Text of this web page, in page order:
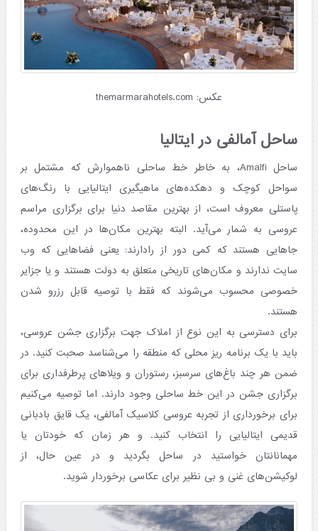
عکس: themarmarahotels.com
ساحل آمالفی در ایتالیا
ساحل Amalfi، به ‌خاطر خط ساحلی ناهموارش که مشتمل بر
سواحل کوچک و دهکده‌های ماهیگیری ایتالیایی با رنگ‌های
پاستلی معروف است، از بهترین مقاصد دنیا برای برگزاری مراسم
عروسی به شمار می‌آید. البته بهترین مکان‌ها در این محدوده،
جاهایی هستند که کمی دور از رادارند: یعنی فضاهایی که وب
‌سایت ندارند و مکان‌های تاریخی متعلق به دولت هستند و یا جزایر
خصوصی محسوب می‌شوند که فقط با توصیه قابل رزرو شدن
هستند.
برای دسترسی به این نوع از املاک جهت برگزاری جشن عروسی،
باید با یک برنامه ریز محلی که منطقه را می‌شناسد صحبت کنید. در
ضمن هر چند باغ‌های سرسبز، رستوران و ویلاهای پرطرفداری برای
برگزاری جشن در این خط ساحلی وجود دارند. اما توصیه می‌کنیم
برای برخورداری از تجربه عروسی کلاسیک آمالفی، یک قایق بادبانی
قدیمی ایتالیایی را انتخاب کنید. و هر زمان که خودتان یا
مهمانانتان خواستید در ساحل بگردید و در عین حال، از
لوکیشن‌های غنی و بی نظیر برای عکاسی برخوردار شوید.